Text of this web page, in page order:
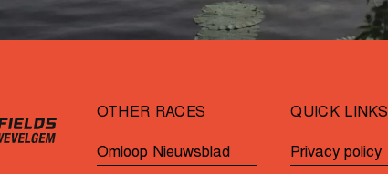
OTHER RACES
Omloop Nieuwsblad
QUICK LINKS
Privacy policy